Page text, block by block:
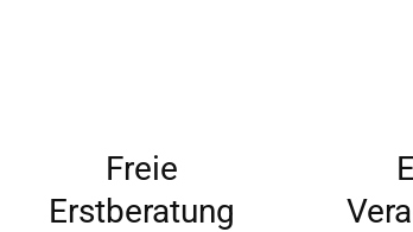
Freie
Erstberatung